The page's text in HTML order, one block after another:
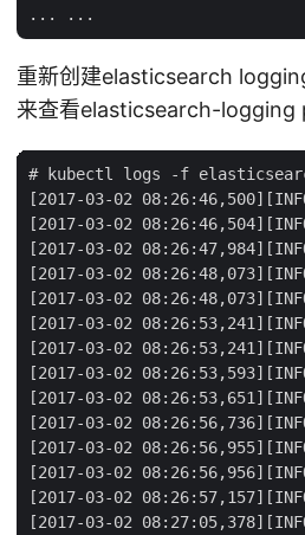
重新创建elasticsearch
来查看elasticsearch-logging
# kubectl logs -f
[2017-03-02
[2017-03-02
[2017-03-02
[2017-03-02
[2017-03-02
[2017-03-02
[2017-03-02
[2017-03-02
[2017-03-02
[2017-03-02
[2017-03-02
[2017-03-02
[2017-03-02
[2017-03-02